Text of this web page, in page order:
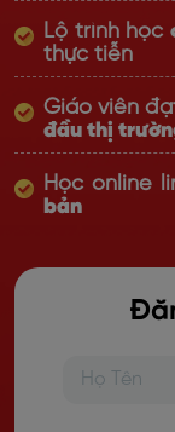
Lộ trình học
thực tiễn
Giáo viên
đầu thị
Học online
bản